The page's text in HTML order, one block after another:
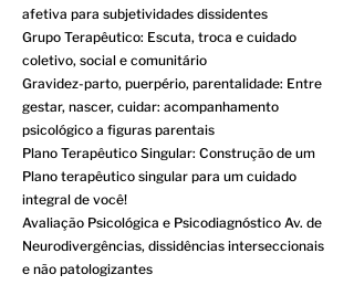
afetiva para subjetividades dissidentes
Grupo Terapêutico: Escuta, troca e cuidado
coletivo, social e comunitário
Gravidez-parto, puerpério, parentalidade: Entre
gestar, nascer, cuidar: acompanhamento
psicológico a figuras parentais
Plano Terapêutico Singular: Construção de um
Plano terapêutico singular para um cuidado
integral de você!
Avaliação Psicológica e Psicodiagnóstico Av. de
Neurodivergências, dissidências interseccionais
e não patologizantes